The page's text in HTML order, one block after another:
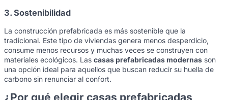
3. Sostenibilidad
La construcción prefabricada es más sostenible que la
tradicional. Este tipo de viviendas genera menos desperdicio,
consume menos recursos y muchas veces se construyen con
materiales ecológicos. Las casas prefabricadas modernas son
una opción ideal para aquellos que buscan reducir su huella de
carbono sin renunciar al confort.
¿Por qué elegir casas prefabricadas